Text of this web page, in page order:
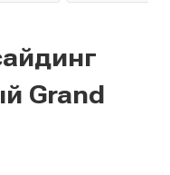
Grand